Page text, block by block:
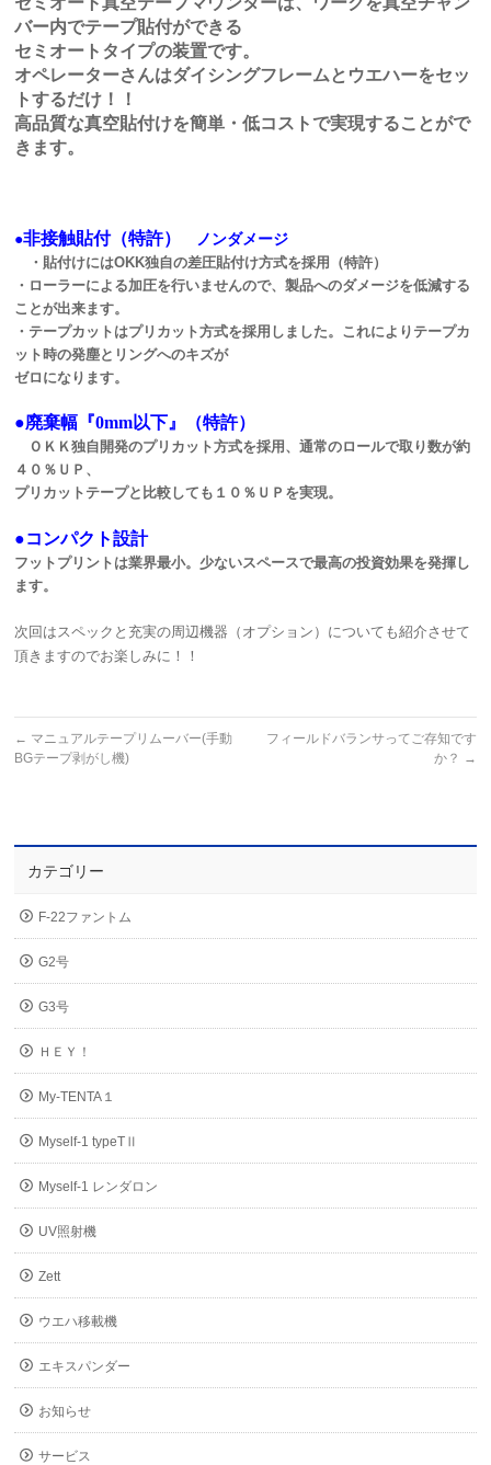
バー内でテープ貼付ができる
セミオートタイプの装置です。
オペレーターさんはダイシングフレームとウエハーをセッ
トするだけ！！
高品質な真空貼付けを簡単・低コストで実現することがで
きます。
●非接触貼付（特許） ノンダメージ
・貼付けにはOKK独自の差圧貼付け方式を採用（特許）
・ローラーによる加圧を行いませんので、製品へのダメージを低減する
ことが出来ます。
・テープカットはプリカット方式を採用しました。これによりテープカ
ット時の発塵とリングへのキズが
ゼロになります。
●廃棄幅『0mm以下』（特許）
ＯＫＫ独自開発のプリカット方式を採用、通常のロールで取り数が約
４０％ＵＰ、
プリカットテープと比較しても１０％ＵＰを実現。
●コンパクト設計
フットプリントは業界最小。少ないスペースで最高の投資効果を発揮し
ます。
次回はスペックと充実の周辺機器（オプション）についても紹介させて
頂きますのでお楽しみに！！
← マニュアルテープリムーバー(手動
BGテープ剥がし機)
フィールドバランサってご存知です
か？ →
カテゴリー
F-22ファントム
G2号
G3号
ＨＥＹ！
My-TENTA１
Myself-1 typeTⅡ
Myself-1 レンダロン
UV照射機
Zett
ウエハ移載機
エキスパンダー
お知らせ
サービス